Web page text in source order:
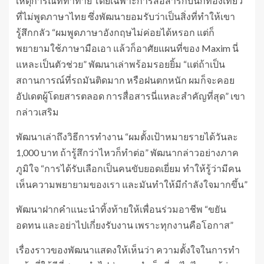
ที่ไม่พูดภาษาไทย ซึ่งพัฒนายอมรับว่าเป็นสิ่งที่ทำให้เขา
รู้สึกกลัว “ผมพูดภาษาอังกฤษไม่ค่อยได้หรอก แต่ก็
พยายามใช้ภาษามือเอา แล้วก็อาศัยแผนที่ของ Maxim นี่
แหละเป็นตัวช่วย” พัฒนาเล่าพร้อมรอยยิ้ม “แต่ถ้าเป็น
สถานการณ์ที่รถมันติดมาก หรือฝนตกหนัก ผมก็จะคอย
อัปเดตผู้โดยสารตลอด การสื่อสารนี่แหละสำคัญที่สุด” เขา
กล่าวเสริม
พัฒนาเล่าถึงวิธีการทำงาน “ผมตั้งเป้าหมายรายได้วันละ
1,000 บาท ถ้ารู้สึกว่าไหวก็ทำต่อ” พัฒนากล่าวอย่างภาค
ภูมิใจ “การได้รับเลือกเป็นคนขับยอดเยี่ยม ทำให้รู้ว่ามีคน
เห็นความพยายามของเรา และมันทำให้มีกำลังใจมากขึ้น”
พัฒนาฝากคำแนะนำทิ้งท้ายให้เพื่อนร่วมอาชีพ “ขยัน
อดทน และอย่าไปเกี่ยงรับงาน เพราะทุกงานคือโอกาส”
เรื่องราวของพัฒนาแสดงให้เห็นว่า ความตั้งใจในการทำ